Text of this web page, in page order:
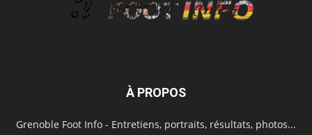
À PROPOS
Grenoble Foot Info - Entretiens, portraits, résultats, photos...